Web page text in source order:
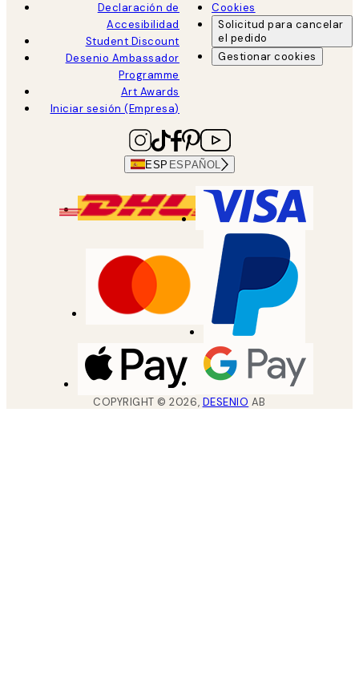
Declaración de
Accesibilidad
Student Discount
Desenio Ambassador
Programme
Art Awards
Iniciar sesión (Empresa)
Cookies
Solicitud para cancelar
el pedido
Gestionar cookies
ESP ESPAÑOL
COPYRIGHT ©2026, DESENIO AB